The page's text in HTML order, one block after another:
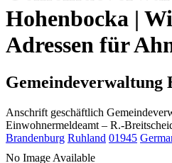
Hohenbocka |
Adressen für
Gemeindeverwaltung
Anschrift geschäftlich
Einwohnermeldeamt – R.-
Brandenburg Ruhland 01945
No Image Available